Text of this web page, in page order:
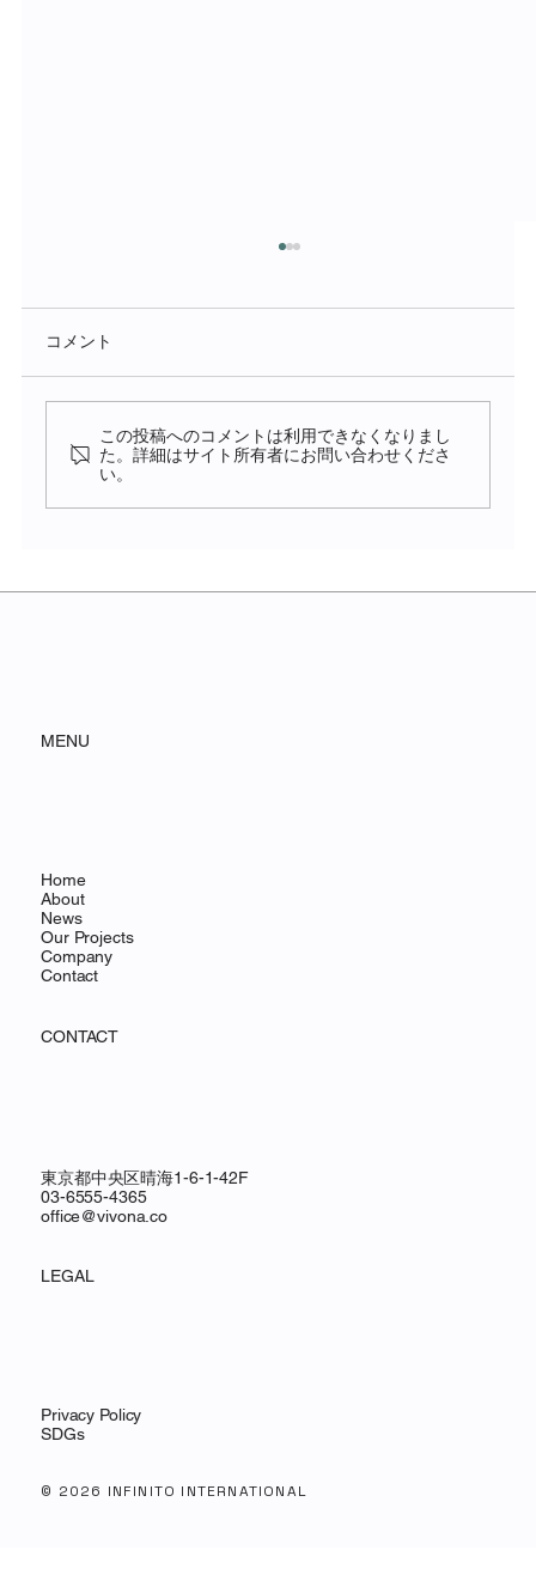
化粧品事業のプレスリリースのお知らせ
コメント
この投稿へのコメントは利用できなくなりまし
た。詳細はサイト所有者にお問い合わせくださ
い。
MENU
Home
About
News
Our Projects
Company
Contact
CONTACT
東京都中央区晴海1-6-1-42F
03-6555-4365
office@vivona.co
LEGAL
Privacy Policy
SDGs
© 2026 INFINITO INTERNATIONAL